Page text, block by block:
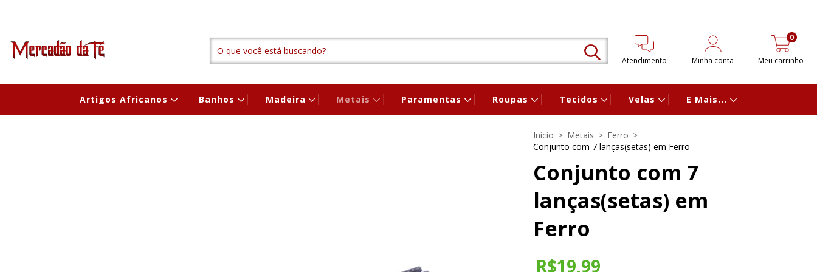
Atendimento Minha conta Meu carrinho
0
Artigos Africanos Banhos Madeira Metais Paramentas Roupas Tecidos Velas E Mais...
Início > Metais > Ferro >
Conjunto com 7 lanças(setas) em Ferro
Conjunto com 7
lanças(setas) em
Ferro
R$19,99